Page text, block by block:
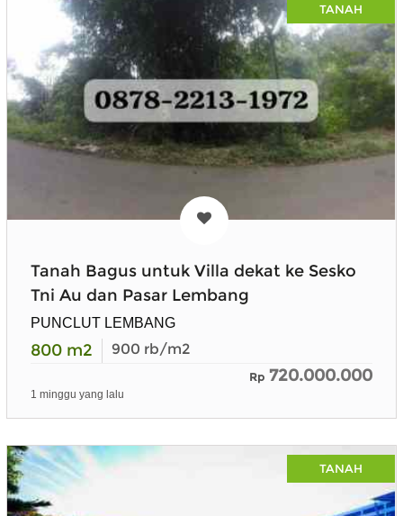
TANAH
Tanah Bagus untuk Villa dekat ke Sesko
Tni Au dan Pasar Lembang
PUNCLUT LEMBANG
800 m2 900 rb/m2
Rp 720.000.000
1 minggu yang lalu
TANAH